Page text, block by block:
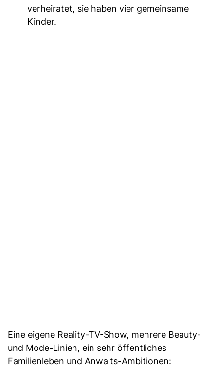
verheiratet, sie haben vier gemeinsame
Kinder.
Eine eigene Reality-TV-Show, mehrere Beauty-
und Mode-Linien, ein sehr öffentliches
Familienleben und Anwalts-Ambitionen: